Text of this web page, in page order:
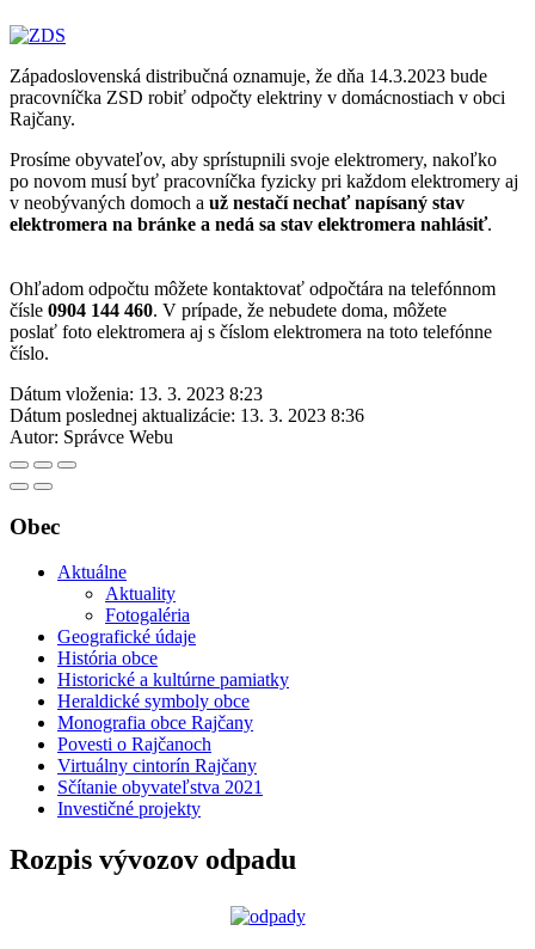
Západoslovenská distribučná oznamuje, že dňa 14.3.2023 bude
pracovníčka ZSD robiť odpočty elektriny v domácnostiach v obci
Rajčany.
Prosíme obyvateľov, aby sprístupnili svoje elektromery, nakoľko
po novom musí byť pracovníčka fyzicky pri každom elektromery aj
v neobývaných domoch a už nestačí nechať napísaný stav
elektromera na bránke a nedá sa stav elektromera nahlásiť.
Ohľadom odpočtu môžete kontaktovať odpočtára na telefónnom
čísle 0904 144 460. V prípade, že nebudete doma, môžete
poslať foto elektromera aj s číslom elektromera na toto telefónne
číslo.
Dátum vloženia: 13. 3. 2023 8:23
Dátum poslednej aktualizácie: 13. 3. 2023 8:36
Autor: Správce Webu
Obec
Aktuálne
Aktuality
Fotogaléria
Geografické údaje
História obce
Historické a kultúrne pamiatky
Heraldické symboly obce
Monografia obce Rajčany
Povesti o Rajčanoch
Virtuálny cintorín Rajčany
Sčítanie obyvateľstva 2021
Investičné projekty
Rozpis vývozov odpadu